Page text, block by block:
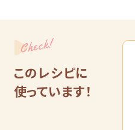
Check!
このレシピに
使っています！